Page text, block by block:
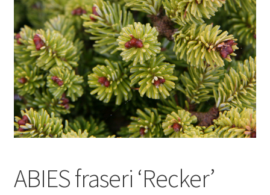
ABIES fraseri ‘Recker’